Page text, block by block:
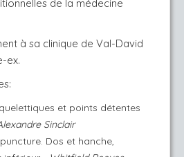
de la médecine
à sa clinique de Val-David
ex.
et points détentes
Sinclair
Dos et hanche,